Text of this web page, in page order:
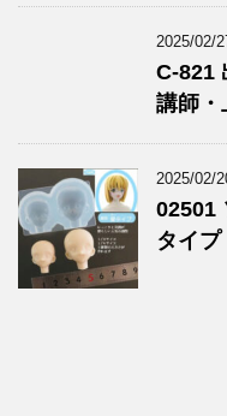
2025/02/
C-821
講師・
2025/02/
02501
タイプ